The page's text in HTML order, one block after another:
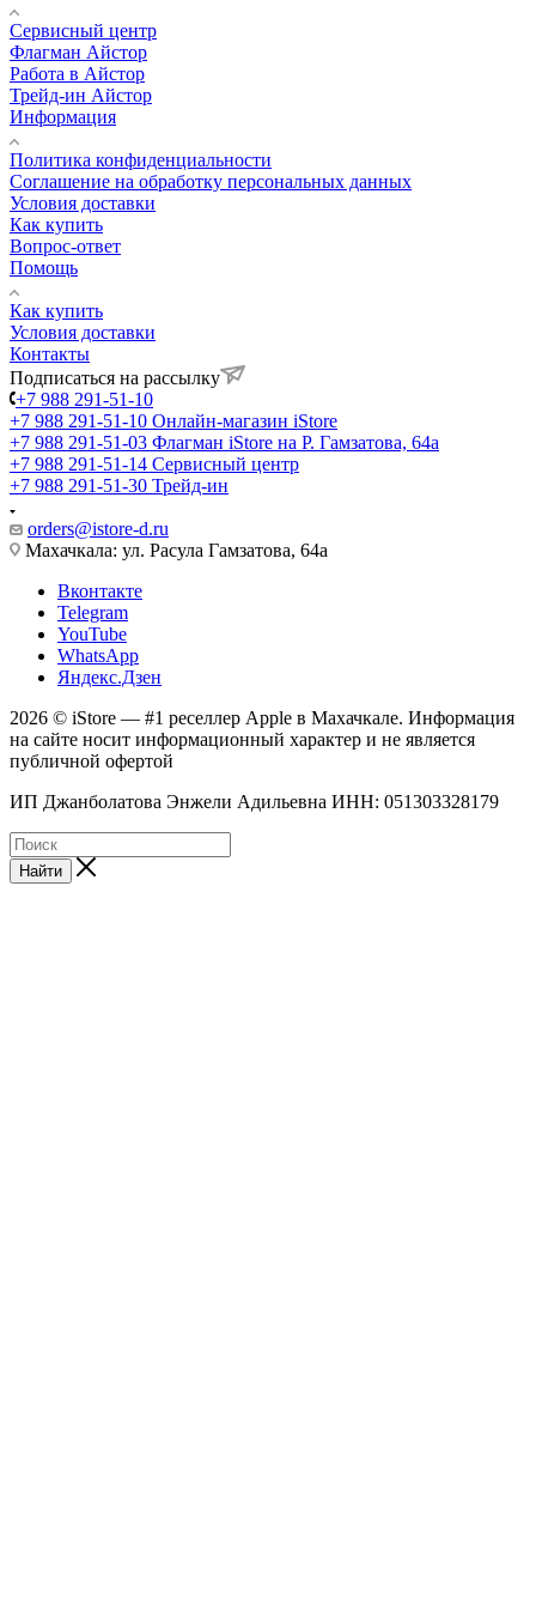
Сервисный центр
Флагман Айстор
Работа в Айстор
Трейд-ин Айстор
Информация
Политика конфиденциальности
Соглашение на обработку персональных данных
Условия доставки
Как купить
Вопрос-ответ
Помощь
Как купить
Условия доставки
Контакты
Подписаться на рассылку
+7 988 291-51-10
+7 988 291-51-10 Онлайн-магазин iStore
+7 988 291-51-03 Флагман iStore на Р. Гамзатова, 64а
+7 988 291-51-14 Сервисный центр
+7 988 291-51-30 Трейд-ин
orders@istore-d.ru
Махачкала: ул. Расула Гамзатова, 64а
Вконтакте
Telegram
YouTube
WhatsApp
Яндекс.Дзен
2026 © iStore — #1 реселлер Apple в Махачкале. Информация
на сайте носит информационный характер и не является
публичной офертой
ИП Джанболатова Энжели Адильевна ИНН: 051303328179
Найти